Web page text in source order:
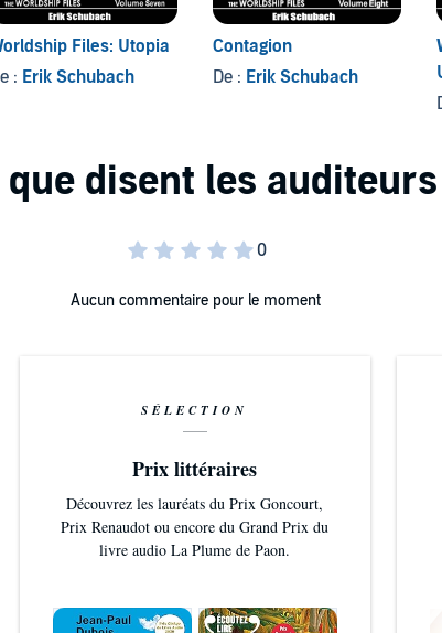
Files: Utopia
: Erik Schubach
Contagion
De : Erik Schubach
Aucun commentaire pour le moment
SÉLECTION
Prix littéraires
Découvrez les lauréats du Prix Goncourt,
Prix Renaudot ou encore du Grand Prix du
livre audio La Plume de Paon.